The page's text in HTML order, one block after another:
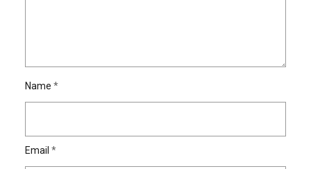
Name *
Email *